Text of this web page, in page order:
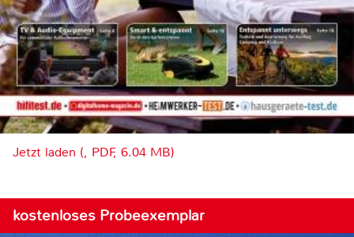
Jetzt laden (, PDF, 6.04 MB)
kostenloses Probeexemplar